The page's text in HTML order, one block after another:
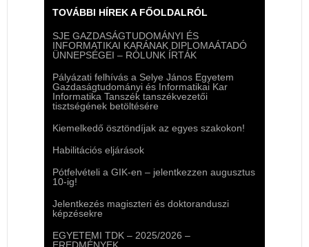
TOVÁBBI HÍREK A FŐOLDALRÓL
SJE GAZDASÁGTUDOMÁNYI ÉS
INFORMATIKAI KARÁNAK DIPLOMAÁTADÓ
ÜNNEPSÉGEI – RÓLUNK ÍRTÁK
Pályázati felhívás a Selye János Egyetem
Gazdaságtudományi és Informatikai Kar
Informatika Tanszék tanszékvezetői
tisztségének betöltésére
Kiemelkedő ösztöndíjak az egyes szakokon!
Habilitációs eljárások
Pótfelvételi a GIK-en – jelentkezzen augusztus
10-ig!
Jelentkezés magiszteri és doktoranduszi
képzésekre
EGYETEMI TDK – 2025/2026 –